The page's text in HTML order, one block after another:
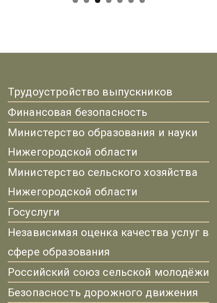
Трудоустройство выпускников
Финансовая безопасность
Министерство образования и науки
Нижегородской области
Министерство сельского хозяйства
Нижегородской области
Госуслуги
Независимая оценка качества услуг в
сфере образования
Российский союз сельской молодёжи
Безопасность дорожного движения